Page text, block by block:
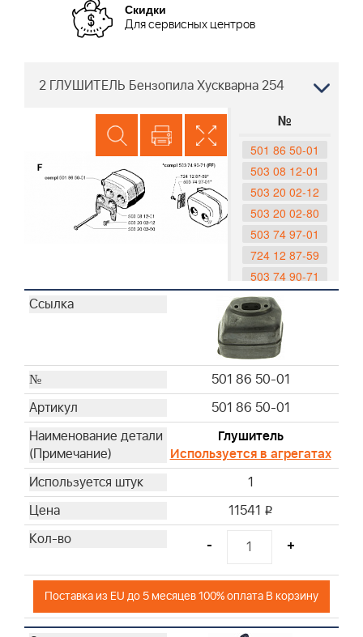
Скидки
Для сервисных центров
2 ГЛУШИТЕЛЬ Бензопила Хускварна 254
№
501 86 50-01
503 08 12-01
503 20 02-12
503 20 02-80
503 74 97-01
724 12 87-59
503 74 90-71
501 86 60-03
503 74 85-01
501 86 50-01
501 86 50-01
Глушитель
Используется в агрегатах
1
11541 i
- +
Поставка из EU до 5 месяцев 100% оплата В корзину